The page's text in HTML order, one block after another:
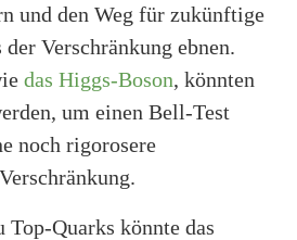
und den Weg für zukünftige
Verschränkung ebnen.
das Higgs-Boson, könnten
um einen Bell-Test
noch rigorosere
Top-Quarks könnte das